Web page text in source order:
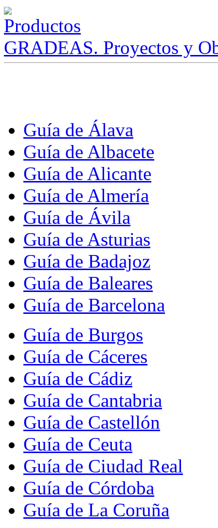
GRADEAS. Proyectos y
Guía de Álava
Guía de Albacete
Guía de Alicante
Guía de Almería
Guía de Ávila
Guía de Asturias
Guía de Badajoz
Guía de Baleares
Guía de Barcelona
Guía de Burgos
Guía de Cáceres
Guía de Cádiz
Guía de Cantabria
Guía de Castellón
Guía de Ceuta
Guía de Ciudad Real
Guía de Córdoba
Guía de La Coruña